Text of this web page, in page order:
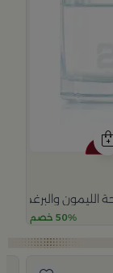
والبرغموت 200 مل
50% خصم